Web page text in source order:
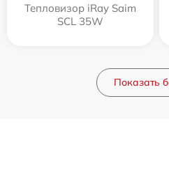
Тепловизор iRay Saim
SCL 35W
Показать